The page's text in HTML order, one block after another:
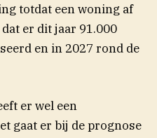
totdat een woning af
er dit jaar 91.000
en in 2027 rond de
er wel een
gaat er bij de prognose